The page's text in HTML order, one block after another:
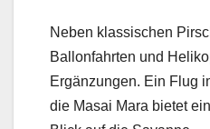
Neben klassischen
Ballonfahrten und
Ergänzungen. Ein Flug
die Masai Mara bietet